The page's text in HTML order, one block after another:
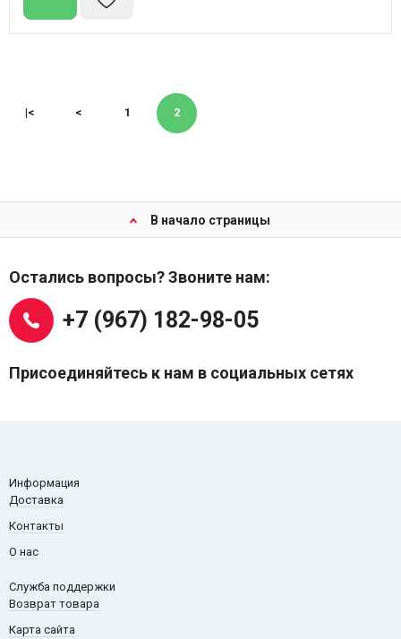
|< < 1 2
В начало страницы
Остались вопросы? Звоните нам:
+7 (967) 182-98-05
Присоединяйтесь к нам в социальных сетях
Информация
Доставка
Контакты
О нас
Служба поддержки
Возврат товара
Карта сайта